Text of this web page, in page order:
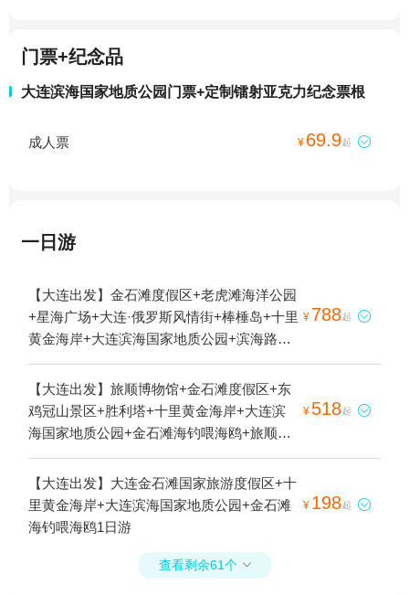
门票+纪念品
大连滨海国家地质公园门票+定制镭射亚克力纪念票根
成人票 ¥ 69.9起 
一日游
【大连出发】金石滩度假区+老虎滩海洋公园
+星海广场+大连·俄罗斯风情街+棒棰岛+十里
黄金海岸+大连滨海国家地质公园+滨海路
+莲花山观景台+金石滩海钓喂海鸥+大连海
昌东方水城+渔人码头+星海湾跨海大桥+东
港游艇码头3日游
¥ 788起 
【大连出发】旅顺博物馆+金石滩度假区+东
鸡冠山景区+胜利塔+十里黄金海岸+大连滨
海国家地质公园+金石滩海钓喂海鸥+旅顺太
阳沟+旅顺潜艇博物馆+巡航模拟馆+军港游
园+旅顺口风景名胜区+白玉山景区-旅顺口2
日游
¥ 518起 
【大连出发】大连金石滩国家旅游度假区+十
里黄金海岸+大连滨海国家地质公园+金石滩
海钓喂海鸥1日游
¥ 198起 
查看剩余61个 